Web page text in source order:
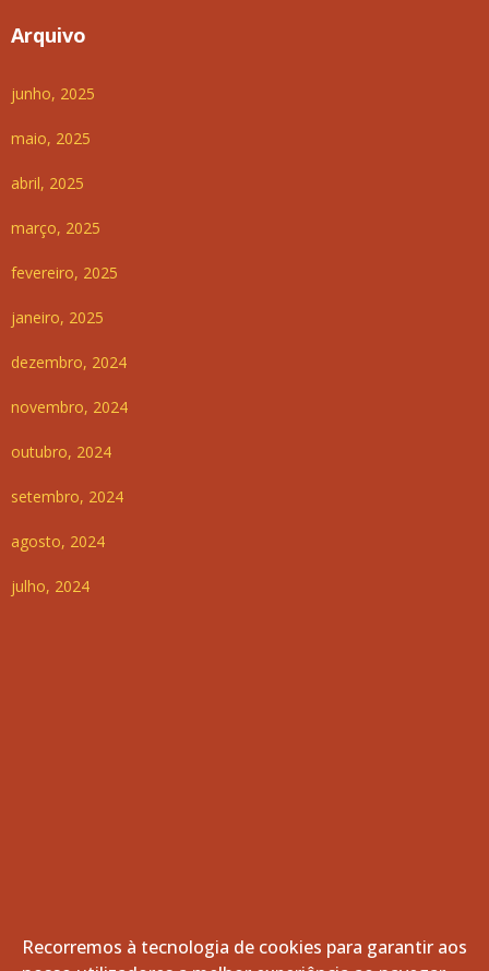
Arquivo
junho, 2025
maio, 2025
abril, 2025
março, 2025
fevereiro, 2025
janeiro, 2025
dezembro, 2024
novembro, 2024
outubro, 2024
setembro, 2024
agosto, 2024
julho, 2024
Recorremos à tecnologia de cookies para garantir aos